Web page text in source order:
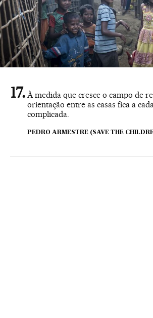
À medida que cresce o campo de
orientação entre as casas fica a
complicada.
PEDRO ARMESTRE (SAVE THE